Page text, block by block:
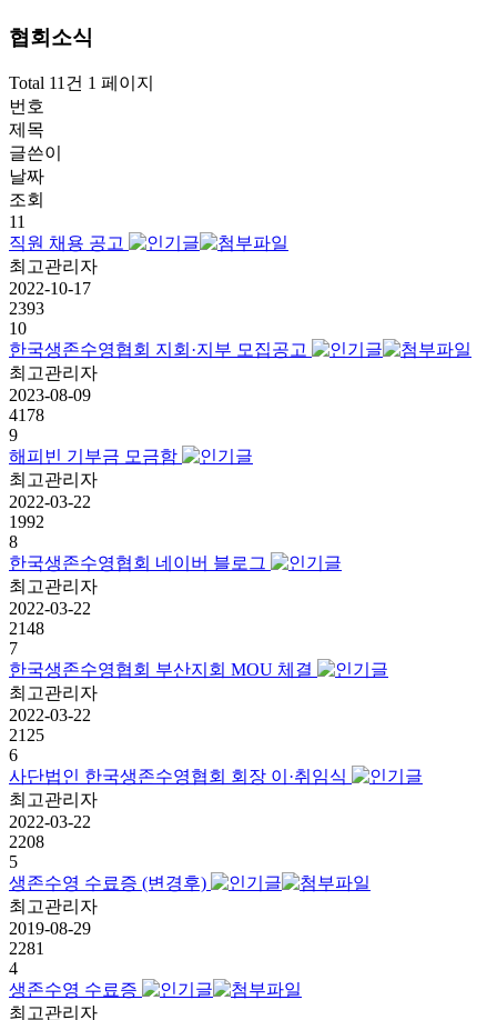
협회소식
Total 11건 1 페이지
번호
제목
글쓴이
날짜
조회
11
직원 채용 공고
최고관리자
2022-10-17
2393
10
한국생존수영협회 지회·지부 모집공고
최고관리자
2023-08-09
4178
9
해피빈 기부금 모금함
최고관리자
2022-03-22
1992
8
한국생존수영협회 네이버 블로그
최고관리자
2022-03-22
2148
7
한국생존수영협회 부산지회 MOU 체결
최고관리자
2022-03-22
2125
6
사단법인 한국생존수영협회 회장 이·취임식
최고관리자
2022-03-22
2208
5
생존수영 수료증 (변경후)
최고관리자
2019-08-29
2281
4
생존수영 수료증
최고관리자